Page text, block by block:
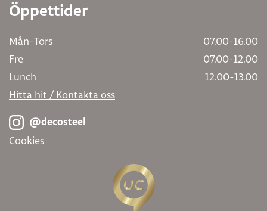
Öppettider
Mån-Tors
07.00-16.00
Fre
07.00-12.00
Lunch
12.00-13.00
Hitta hit / Kontakta oss
@decosteel
Cookies